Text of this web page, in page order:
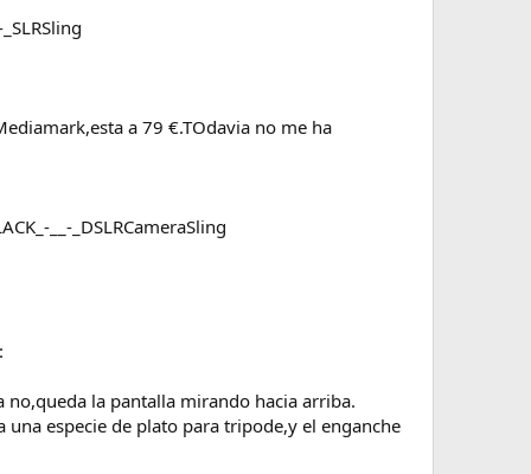
a 79 €.TOdavia no me ha
__-_DSLRCameraSling
no,queda la pantalla mirando hacia arriba.
especie de plato para tripode,y el enganche